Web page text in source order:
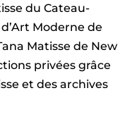
du Cateau-
Moderne de
Matisse de New
privées grâce
et des archives